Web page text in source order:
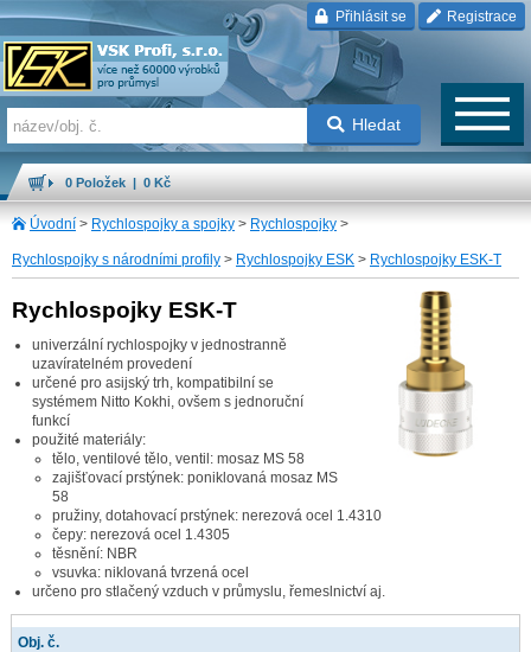
Přihlásit se Registrace
Hledat
0 Položek | 0 Kč
Úvodní > Rychlospojky a spojky > Rychlospojky >
Rychlospojky s národními profily > Rychlospojky ESK > Rychlospojky ESK-T
Rychlospojky ESK-T
univerzální rychlospojky v jednostranně
uzavíratelném provedení
určené pro asijský trh, kompatibilní se
systémem Nitto Kokhi, ovšem s jednoruční
funkcí
použité materiály:
tělo, ventilové tělo, ventil: mosaz MS 58
zajišťovací prstýnek: poniklovaná mosaz MS
58
pružiny, dotahovací prstýnek: nerezová ocel 1.4310
čepy: nerezová ocel 1.4305
těsnění: NBR
vsuvka: niklovaná tvrzená ocel
určeno pro stlačený vzduch v průmyslu, řemeslnictví aj.
Obj. č.